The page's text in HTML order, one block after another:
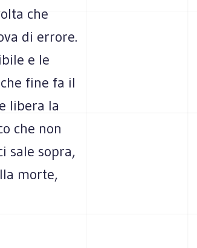
che
di errore.
e le
fine fa il
libera la
che non
sale sopra,
morte,